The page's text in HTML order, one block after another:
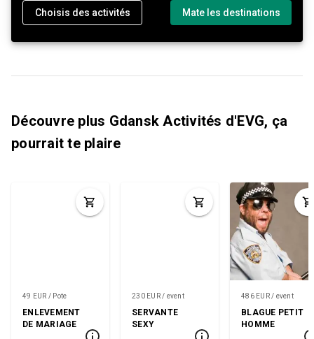
Choisis des activités Mate les destinations
Découvre plus Gdansk Activités d'EVG, ça
pourrait te plaire
49 EUR / Pote
ENLEVEMENT
DE MARIAGE
230 EUR / event
SERVANTE
SEXY
486 EUR / event
BLAGUE PETIT
HOMME